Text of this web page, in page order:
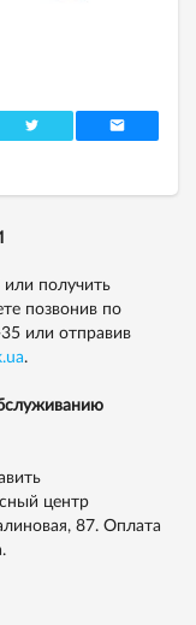
или получить
позвонив по
или отправив
.
центр
87. Оплата